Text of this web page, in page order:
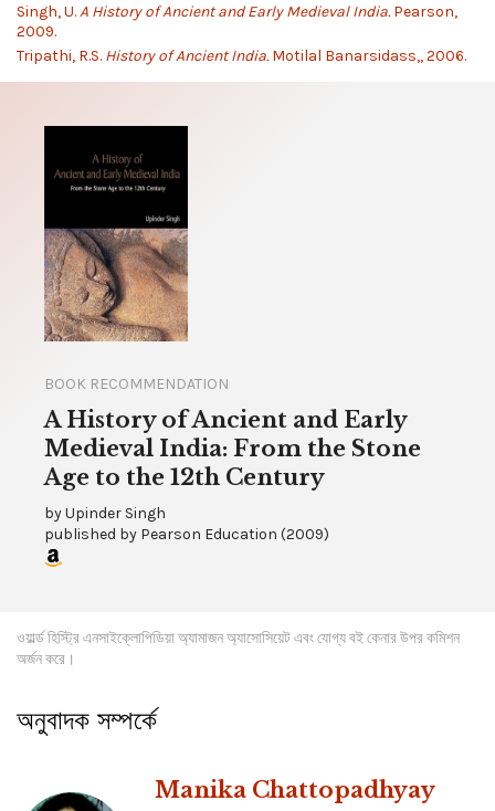
Singh, U.A History of Ancient and Early Medieval India.Pearson,
2009.
Tripathi, R.S. History of Ancient India.Motilal Banarsidass,, 2006.
BOOK RECOMMENDATION
A History of Ancient and Early
Medieval India: From the Stone
Age to the 12th Century
byUpinder Singh
published by Pearson Education (2009)
ওয়ার্ল্ড হিস্ট্রি এনসাইক্লোপিডিয়া অ্যামাজন অ্যাসোসিয়েট এবং যোগ্য বই কেনার উপর কমিশন
অর্জন করে।
অনুবাদক সম্পর্কে
Manika Chattopadhyay